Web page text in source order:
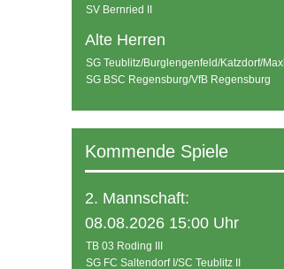
SV Bernried II
Alte Herren
SG Teublitz/Burglengenfeld/Katzdorf/
SG BSC Regensburg/VfB Regensburg
Kommende Spiele
2. Mannschaft:
08.08.2026 15:00 Uhr
TB 03 Roding III
SG FC Saltendorf I/SC Teublitz II